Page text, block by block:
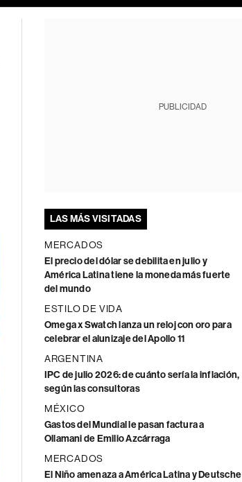
PUBLICIDAD
LAS MÁS VISITADAS
MERCADOS
El precio del dólar se debilita en julio y
América Latina tiene la moneda más fuerte
del mundo
ESTILO DE VIDA
Omega x Swatch lanza un reloj con oro para
celebrar el alunizaje del Apollo 11
ARGENTINA
IPC de julio 2026: de cuánto sería la inflación,
según las consultoras
MÉXICO
Gastos del Mundial le pasan factura a
Ollamani de Emilio Azcárraga
MERCADOS
El Niño amenaza a América Latina y Deutsche